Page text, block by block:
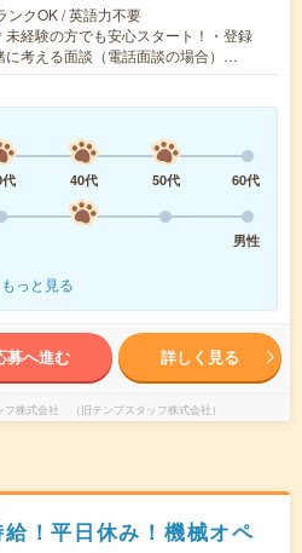
ンクOK / 英語力不要
未経験の方でも安心スタート！・登録
に考える面談（電話面談の場合）…
40代 50代
60代
男性
もっと見る
募へ進む 詳しく見る
フ株式会社 （旧テンプスタッフ株式会社）
！平日休み！機械オペ